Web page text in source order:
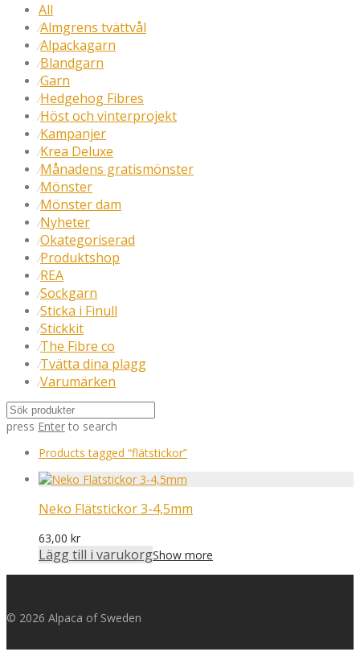
All
⁄Almgrens tvättvål
⁄Alpackagarn
⁄Blandgarn
⁄Garn
⁄Hedgehog Fibres
⁄Höst och vinterprojekt
⁄Kampanjer
⁄Krea Deluxe
⁄Månadens gratismönster
⁄Mönster
⁄Mönster dam
⁄Nyheter
⁄Okategoriserad
⁄Produktshop
⁄REA
⁄Sockgarn
⁄Sticka i Finull
⁄Stickkit
⁄The Fibre co
⁄Tvätta dina plagg
⁄Varumärken
press Enter to search
Products tagged “flätstickor”
Neko Flätstickor 3-4,5mm
63,00 kr
Lägg till i varukorgShow more
© 2026 Alpaca of Sweden